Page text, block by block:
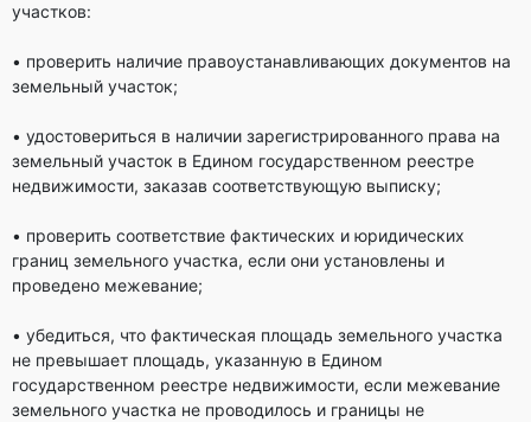
участков:
• проверить наличие правоустанавливающих документов на
земельный участок;
• удостовериться в наличии зарегистрированного права на
земельный участок в Едином государственном реестре
недвижимости, заказав соответствующую выписку;
• проверить соответствие фактических и юридических
границ земельного участка, если они установлены и
проведено межевание;
• убедиться, что фактическая площадь земельного участка
не превышает площадь, указанную в Едином
государственном реестре недвижимости, если межевание
земельного участка не проводилось и границы не